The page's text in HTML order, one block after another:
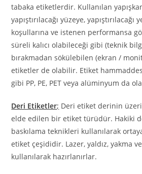
tabaka etiketlerdir. Kullanılan
yapıştırılacağı yüzeye,
koşullarına ve istenen performansa
süreli kalıcı olabileceği gibi (teknik
bırakmadan sökülebilen (ekran /
etiketler de olabilir. Etiket
gibi PP, PE, PET veya alüminyum da
Deri Etiketler; Deri etiket derinin
elde edilen bir etiket türüdür. Hakiki
baskılama teknikleri kullanılarak
etiket çeşididir. Lazer, yaldız, yakma
kullanılarak hazırlanırlar.